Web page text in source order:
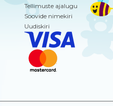
Tellimuste ajalugu
Soovide nimekiri
Uudiskiri